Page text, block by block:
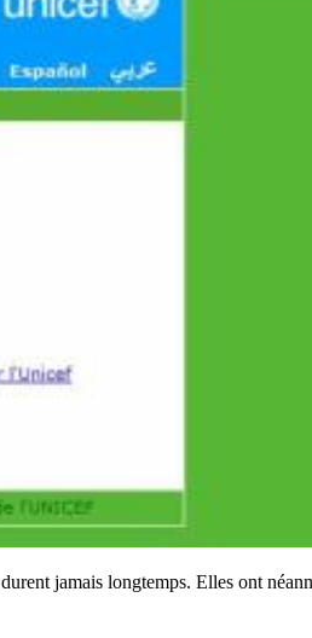
jamais longtemps. Elles ont